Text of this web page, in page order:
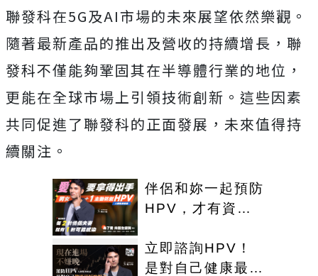
聯發科在5G及AI市場的未來展望依然樂觀。
隨著最新產品的推出及營收的持續增長，聯
發科不僅能夠鞏固其在半導體行業的地位，
更能在全球市場上引領技術創新。這些因素
共同促進了聯發科的正面發展，未來值得持
續關注。
伴侶和妳一起預防
HPV，才有資格
立即諮詢HPV！
是對自己健康最好